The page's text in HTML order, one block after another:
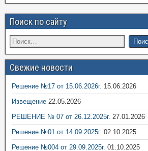
Поиск по сайту
Свежие новости
Решение №17 от 15.06.2026г. 15.06.2026
Извещение 22.05.2026
РЕШЕНИЕ № 07 от 26.12.2025г. 27.01.2026
Решение №01 от 14.09.2025г. 02.10.2025
Решение №004 от 29.09.2025г. 01.10.2025